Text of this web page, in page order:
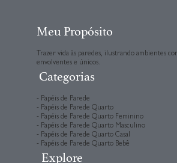
Meu Propósito
Trazer vida às paredes, ilustrando ambientes
envolventes e únicos.
Categorias
- Papéis de Parede
- Papéis de Parede Quarto
- Papéis de Parede Quarto Feminino
- Papéis de Parede Quarto Masculino
- Papéis de Parede Quarto Casal
- Papéis de Parede Quarto Bebê
Explore